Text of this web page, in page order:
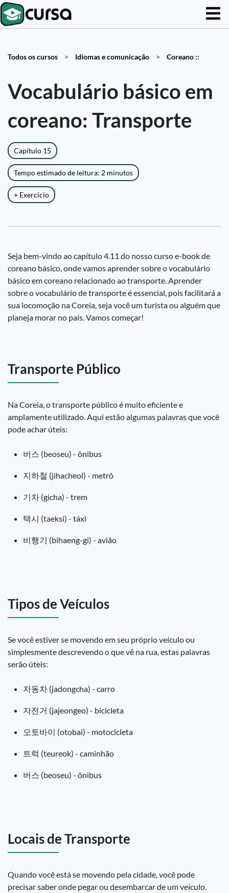
Todos os cursos > Idiomas e comunicação > Coreano ::
Vocabulário básico em
coreano: Transporte
Capítulo 15
Tempo estimado de leitura: 2 minutos
+ Exercício
Seja bem-vindo ao capítulo 4.11 do nosso curso e-book de
coreano básico, onde vamos aprender sobre o vocabulário
básico em coreano relacionado ao transporte. Aprender
sobre o vocabulário de transporte é essencial, pois facilitará a
sua locomoção na Coreia, seja você um turista ou alguém que
planeja morar no país. Vamos começar!
Transporte Público
Na Coreia, o transporte público é muito eficiente e
amplamente utilizado. Aqui estão algumas palavras que você
pode achar úteis:
버스 (beoseu) - ônibus
지하철 (jihacheol) - metrô
기차 (gicha) - trem
택시 (taeksi) - táxi
비행기 (bihaeng-gi) - avião
Tipos de Veículos
Se você estiver se movendo em seu próprio veículo ou
simplesmente descrevendo o que vê na rua, estas palavras
serão úteis:
자동차 (jadongcha) - carro
자전거 (jajeongeo) - bicicleta
오토바이 (otobai) - motocicleta
트럭 (teureok) - caminhão
버스 (beoseu) - ônibus
Locais de Transporte
Quando você está se movendo pela cidade, você pode
precisar saber onde pegar ou desembarcar de um veículo.